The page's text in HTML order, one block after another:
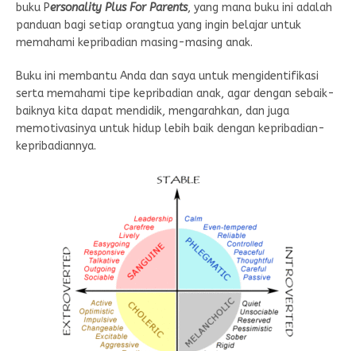
buku Personality Plus For Parents, yang mana buku ini adalah
panduan bagi setiap orangtua yang ingin belajar untuk
memahami kepribadian masing-masing anak.
Buku ini membantu Anda dan saya untuk mengidentifikasi
serta memahami tipe kepribadian anak, agar dengan sebaik-
baiknya kita dapat mendidik, mengarahkan, dan juga
memotivasinya untuk hidup lebih baik dengan kepribadian-
kepribadiannya.